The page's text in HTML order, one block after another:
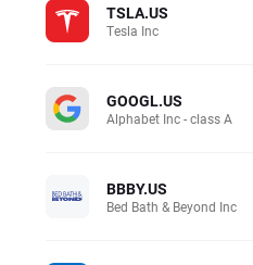
TSLA.US
Tesla Inc
GOOGL.US
Alphabet Inc - class A
BBBY.US
Bed Bath & Beyond Inc